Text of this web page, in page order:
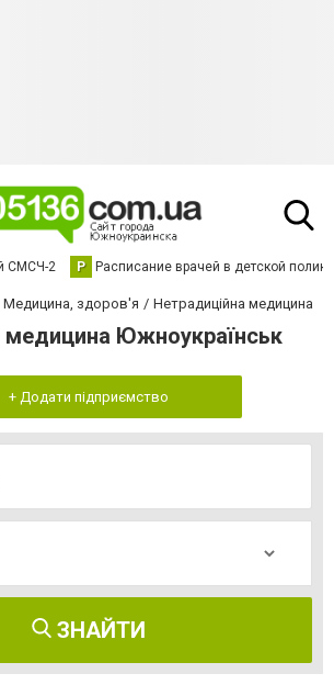
СМСЧ-2 Р Расписание врачей в детской
Медицина, здоров'я Нетрадиційна медицина
медицина Южноукраїнськ
+ Додати підприємство
ЗНАЙТИ